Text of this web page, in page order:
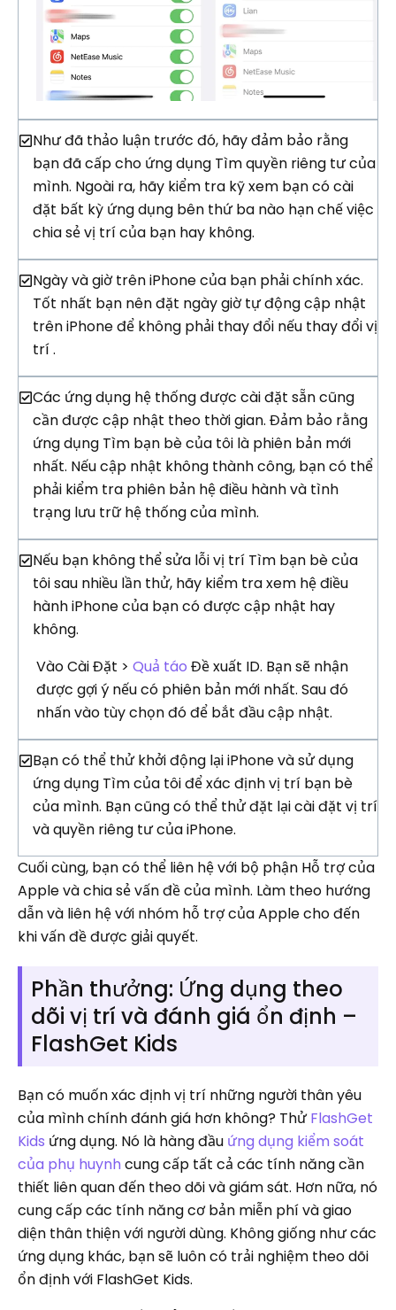
Như đã thảo luận trước đó, hãy đảm bảo rằng
bạn đã cấp cho ứng dụng Tìm quyền riêng tư của
mình. Ngoài ra, hãy kiểm tra kỹ xem bạn có cài
đặt bất kỳ ứng dụng bên thứ ba nào hạn chế việc
chia sẻ vị trí của bạn hay không.
Ngày và giờ trên iPhone của bạn phải chính xác.
Tốt nhất bạn nên đặt ngày giờ tự động cập nhật
trên iPhone để không phải thay đổi nếu thay đổi vị
trí .
Các ứng dụng hệ thống được cài đặt sẵn cũng
cần được cập nhật theo thời gian. Đảm bảo rằng
ứng dụng Tìm bạn bè của tôi là phiên bản mới
nhất. Nếu cập nhật không thành công, bạn có thể
phải kiểm tra phiên bản hệ điều hành và tình
trạng lưu trữ hệ thống của mình.
Nếu bạn không thể sửa lỗi vị trí Tìm bạn bè của
tôi sau nhiều lần thử, hãy kiểm tra xem hệ điều
hành iPhone của bạn có được cập nhật hay
không.
Vào Cài Đặt > Quả táo Đề xuất ID. Bạn sẽ nhận
được gợi ý nếu có phiên bản mới nhất. Sau đó
nhấn vào tùy chọn đó để bắt đầu cập nhật.
Bạn có thể thử khởi động lại iPhone và sử dụng
ứng dụng Tìm của tôi để xác định vị trí bạn bè
của mình. Bạn cũng có thể thử đặt lại cài đặt vị trí
và quyền riêng tư của iPhone.
Cuối cùng, bạn có thể liên hệ với bộ phận Hỗ trợ của
Apple và chia sẻ vấn đề của mình. Làm theo hướng
dẫn và liên hệ với nhóm hỗ trợ của Apple cho đến
khi vấn đề được giải quyết.
Phần thưởng: Ứng dụng theo
dõi vị trí và đánh giá ổn định –
FlashGet Kids
Bạn có muốn xác định vị trí những người thân yêu
của mình chính đánh giá hơn không? ThửFlashGet
Kids ứng dụng. Nó là hàng đầu ứng dụng kiểm soát
của phụ huynh cung cấp tất cả các tính năng cần
thiết liên quan đến theo dõi và giám sát. Hơn nữa, nó
cung cấp các tính năng cơ bản miễn phí và giao
diện thân thiện với người dùng. Không giống như các
ứng dụng khác, bạn sẽ luôn có trải nghiệm theo dõi
ổn định với FlashGet Kids.